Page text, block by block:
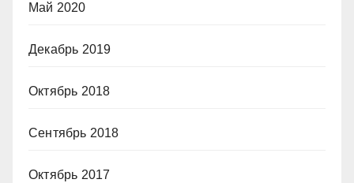
Май 2020
Декабрь 2019
Октябрь 2018
Сентябрь 2018
Октябрь 2017